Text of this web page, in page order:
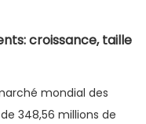
croissance, taille
mondial des
348,56 millions de